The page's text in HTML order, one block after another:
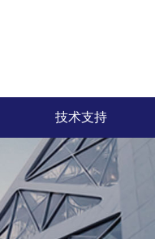
技术支持